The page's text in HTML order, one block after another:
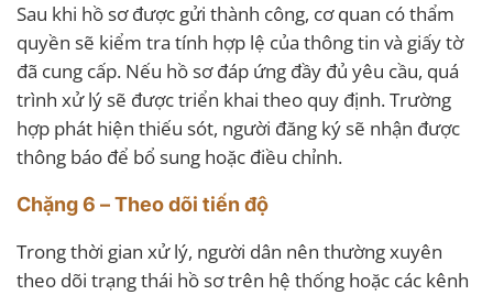
Sau khi hồ sơ được gửi thành công, cơ quan có thẩm
quyền sẽ kiểm tra tính hợp lệ của thông tin và giấy tờ
đã cung cấp. Nếu hồ sơ đáp ứng đầy đủ yêu cầu, quá
trình xử lý sẽ được triển khai theo quy định. Trường
hợp phát hiện thiếu sót, người đăng ký sẽ nhận được
thông báo để bổ sung hoặc điều chỉnh.
Chặng 6 – Theo dõi tiến độ
Trong thời gian xử lý, người dân nên thường xuyên
theo dõi trạng thái hồ sơ trên hệ thống hoặc các kênh